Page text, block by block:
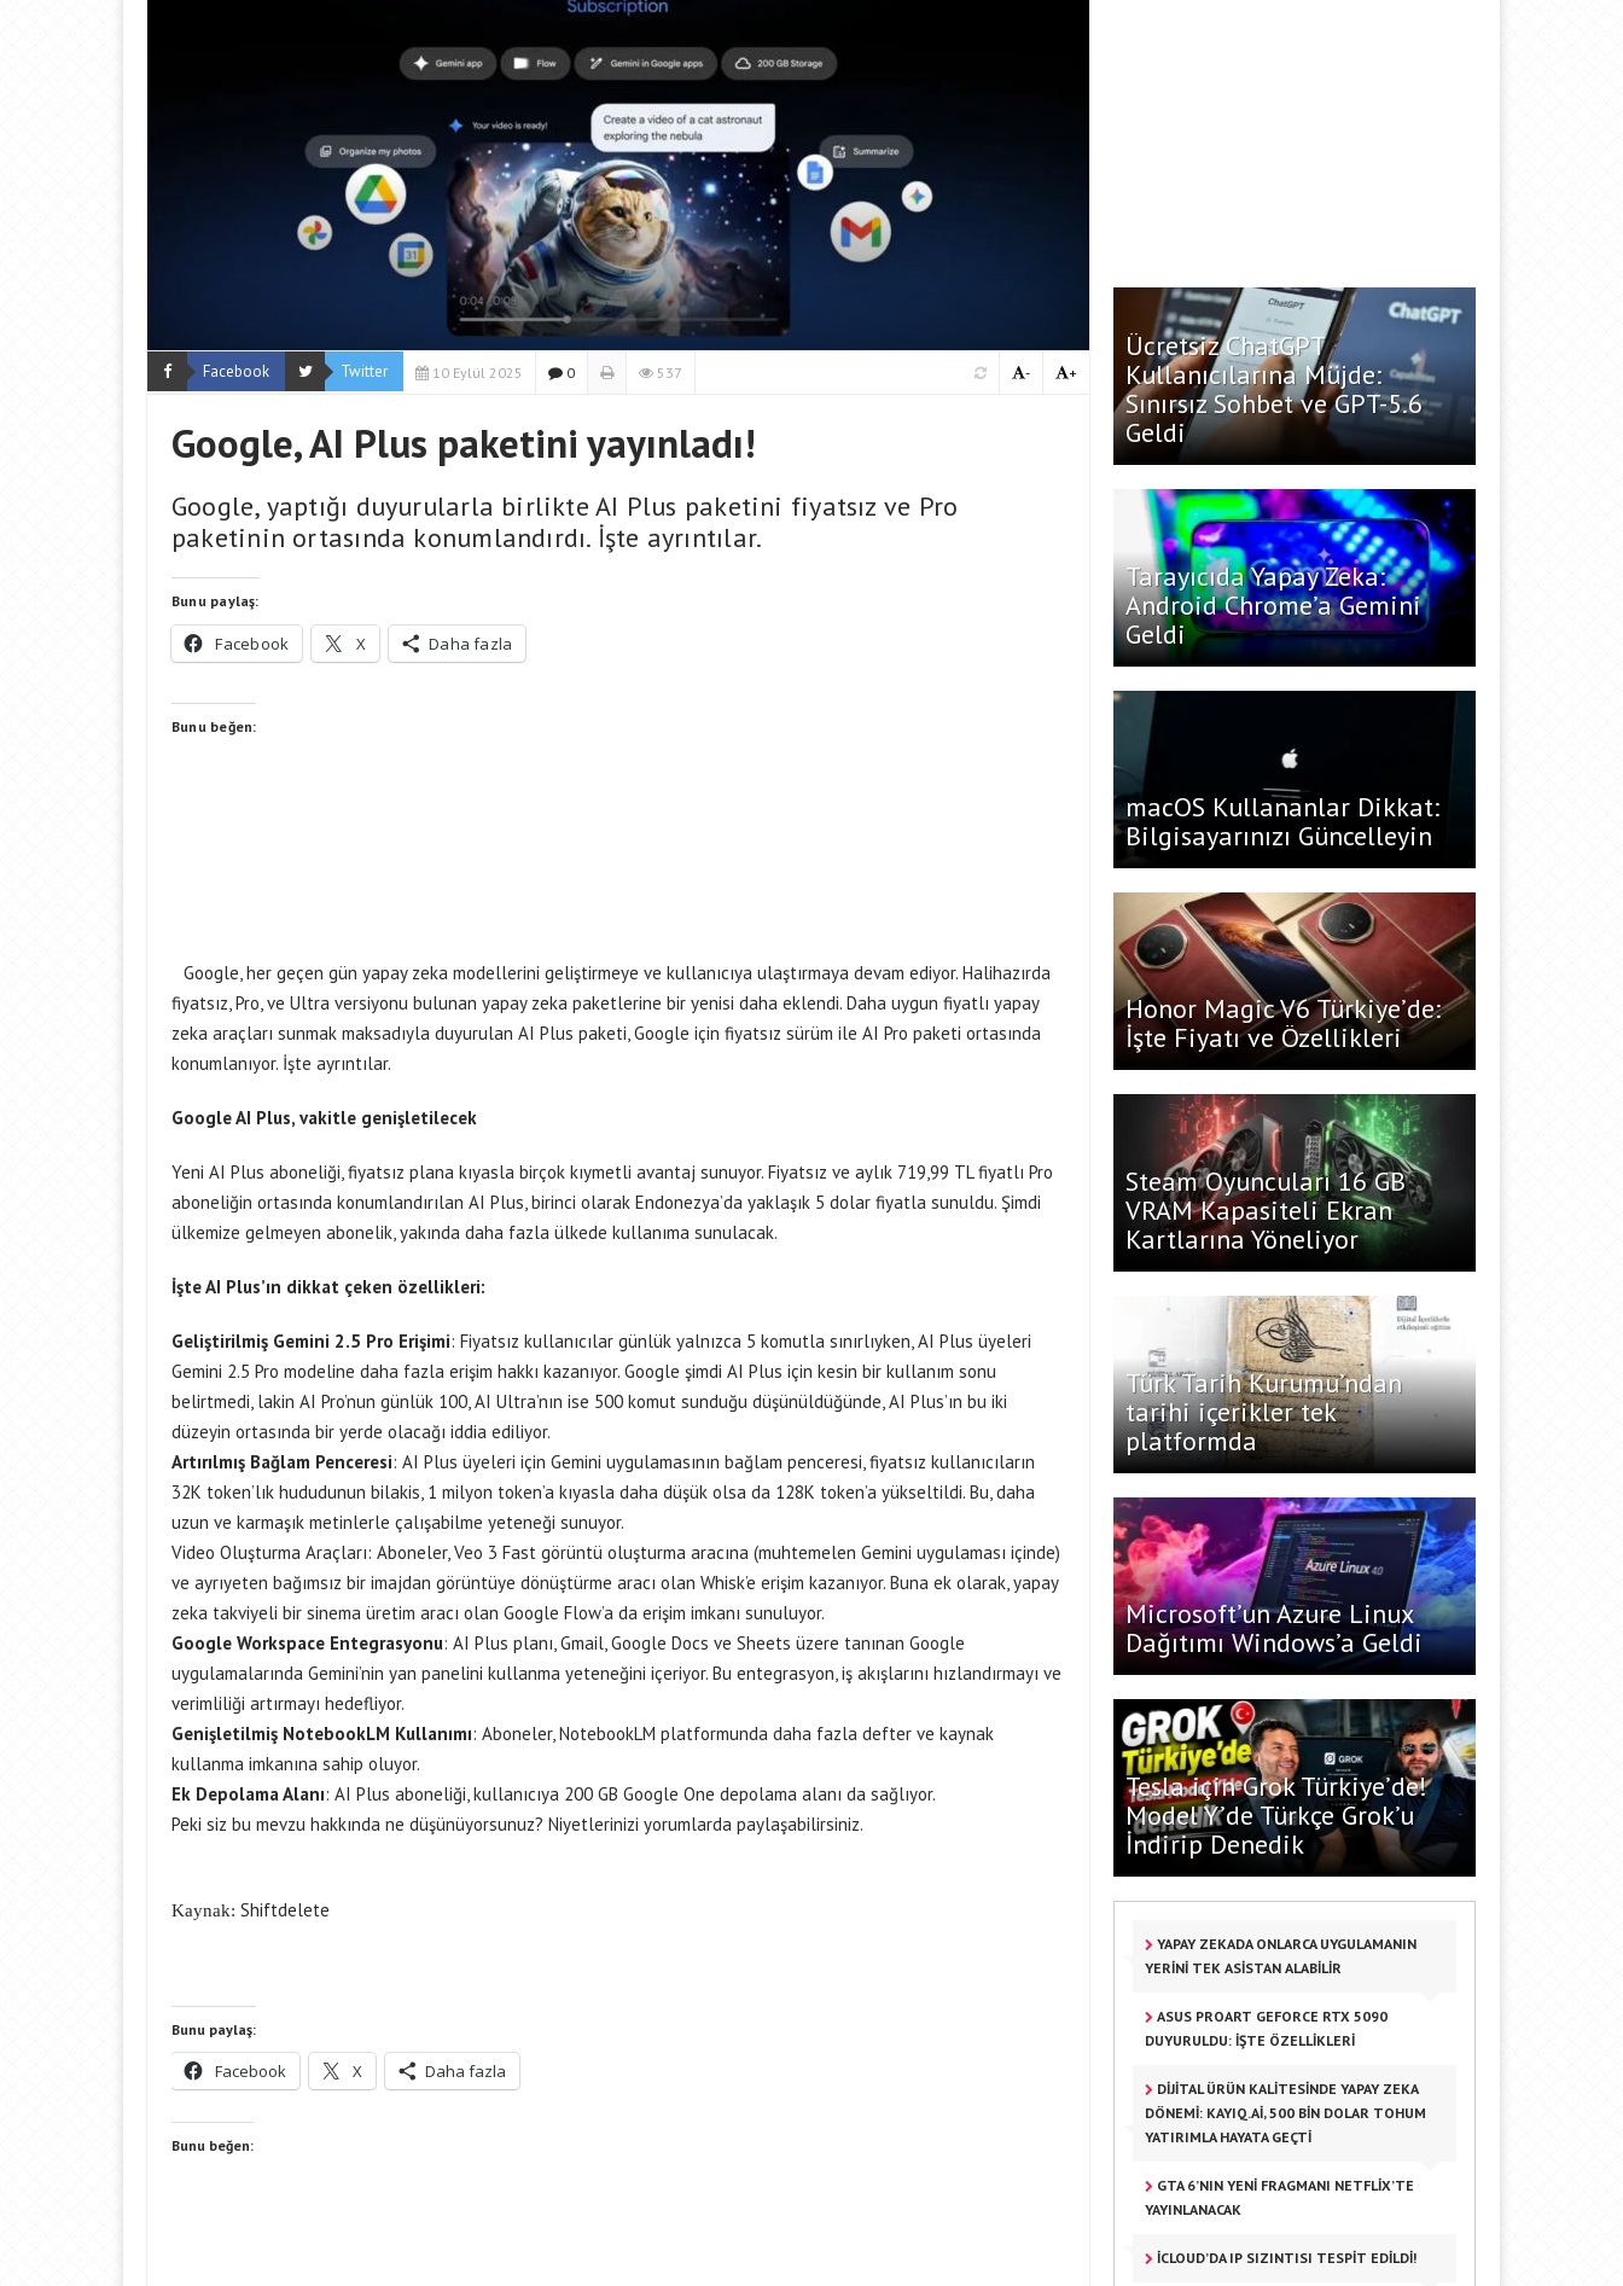
Facebook Twitter 10 Eylül 2025 0 537 +
-
Google, AI Plus paketini yayınladı!
Google, yaptığı duyurularla birlikte AI Plus paketini fiyatsız ve Pro
paketinin ortasında konumlandırdı. İşte ayrıntılar.
Bunu paylaş:
Facebook X Daha fazla
Bunu beğen:
Google, her geçen gün yapay zeka modellerini geliştirmeye ve kullanıcıya ulaştırmaya devam ediyor. Halihazırda
fiyatsız, Pro, ve Ultra versiyonu bulunan yapay zeka paketlerine bir yenisi daha eklendi. Daha uygun fiyatlı yapay
zeka araçları sunmak maksadıyla duyurulan AI Plus paketi, Google için fiyatsız sürüm ile AI Pro paketi ortasında
konumlanıyor. İşte ayrıntılar.
Google AI Plus, vakitle genişletilecek
Yeni AI Plus aboneliği, fiyatsız plana kıyasla birçok kıymetli avantaj sunuyor. Fiyatsız ve aylık 719,99 TL fiyatlı Pro
aboneliğin ortasında konumlandırılan AI Plus, birinci olarak Endonezya’da yaklaşık 5 dolar fiyatla sunuldu. Şimdi
ülkemize gelmeyen abonelik, yakında daha fazla ülkede kullanıma sunulacak.
İşte AI Plus’ın dikkat çeken özellikleri:
Geliştirilmiş Gemini 2.5 Pro Erişimi: Fiyatsız kullanıcılar günlük yalnızca 5 komutla sınırlıyken, AI Plus üyeleri
Gemini 2.5 Pro modeline daha fazla erişim hakkı kazanıyor. Google şimdi AI Plus için kesin bir kullanım sonu
belirtmedi, lakin AI Pro’nun günlük 100, AI Ultra’nın ise 500 komut sunduğu düşünüldüğünde, AI Plus’ın bu iki
düzeyin ortasında bir yerde olacağı iddia ediliyor.
Artırılmış Bağlam Penceresi: AI Plus üyeleri için Gemini uygulamasının bağlam penceresi, fiyatsız kullanıcıların
32K token’lık hududunun bilakis, 1 milyon token’a kıyasla daha düşük olsa da 128K token’a yükseltildi. Bu, daha
uzun ve karmaşık metinlerle çalışabilme yeteneği sunuyor.
Video Oluşturma Araçları: Aboneler, Veo 3 Fast görüntü oluşturma aracına (muhtemelen Gemini uygulaması içinde)
ve ayrıyeten bağımsız bir imajdan görüntüye dönüştürme aracı olan Whisk’e erişim kazanıyor. Buna ek olarak, yapay
zeka takviyeli bir sinema üretim aracı olan Google Flow’a da erişim imkanı sunuluyor.
Google Workspace Entegrasyonu: AI Plus planı, Gmail, Google Docs ve Sheets üzere tanınan Google
uygulamalarında Gemini’nin yan panelini kullanma yeteneğini içeriyor. Bu entegrasyon, iş akışlarını hızlandırmayı ve
verimliliği artırmayı hedefliyor.
Genişletilmiş NotebookLM Kullanımı: Aboneler, NotebookLM platformunda daha fazla defter ve kaynak
kullanma imkanına sahip oluyor.
Ek Depolama Alanı: AI Plus aboneliği, kullanıcıya 200 GB Google One depolama alanı da sağlıyor.
Peki siz bu mevzu hakkında ne düşünüyorsunuz? Niyetlerinizi yorumlarda paylaşabilirsiniz.
Kaynak: Shiftdelete
Bunu paylaş:
Facebook X Daha fazla
Bunu beğen:
Ücretsiz ChatGPT
Kullanıcılarına Müjde:
Sınırsız Sohbet ve GPT-5.6
Geldi
Tarayıcıda Yapay Zeka:
Android Chrome’a Gemini
Geldi
macOS Kullananlar Dikkat:
Bilgisayarınızı Güncelleyin
Honor Magic V6 Türkiye’de:
İşte Fiyatı ve Özellikleri
Steam Oyuncuları 16 GB
VRAM Kapasiteli Ekran
Kartlarına Yöneliyor
Türk Tarih Kurumu’ndan
tarihi içerikler tek
platformda
Microsoft’un Azure Linux
Dağıtımı Windows’a Geldi
Tesla için Grok Türkiye’de!
Model Y’de Türkçe Grok’u
İndirip Denedik
YAPAY ZEKADA ONLARCA UYGULAMANIN
YERINI TEK ASISTAN ALABILIR
ASUS PROART GEFORCE RTX 5090
DUYURULDU: İŞTE ÖZELLIKLERI
DİJİTAL ÜRÜN KALİTESİNDE YAPAY ZEKA
DÖNEMİ: KAYIQ.AI, 500 BİN DOLAR TOHUM
YATIRIMLA HAYATA GEÇTİ
GTA 6’NIN YENI FRAGMANI NETFLIX’TE
YAYINLANACAK
ICLOUD’DA IP SIZINTISI TESPIT EDILDI!